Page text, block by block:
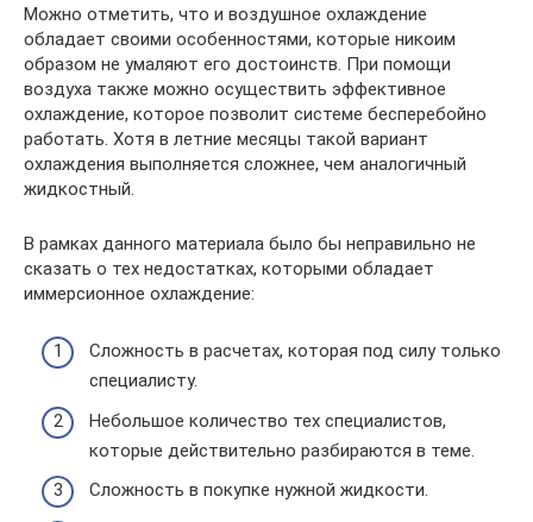
Можно отметить, что и воздушное охлаждение
обладает своими особенностями, которые никоим
образом не умаляют его достоинств. При помощи
воздуха также можно осуществить эффективное
охлаждение, которое позволит системе бесперебойно
работать. Хотя в летние месяцы такой вариант
охлаждения выполняется сложнее, чем аналогичный
жидкостный.
В рамках данного материала было бы неправильно не
сказать о тех недостатках, которыми обладает
иммерсионное охлаждение:
Сложность в расчетах, которая под силу только
специалисту.
Небольшое количество тех специалистов,
которые действительно разбираются в теме.
Сложность в покупке нужной жидкости.